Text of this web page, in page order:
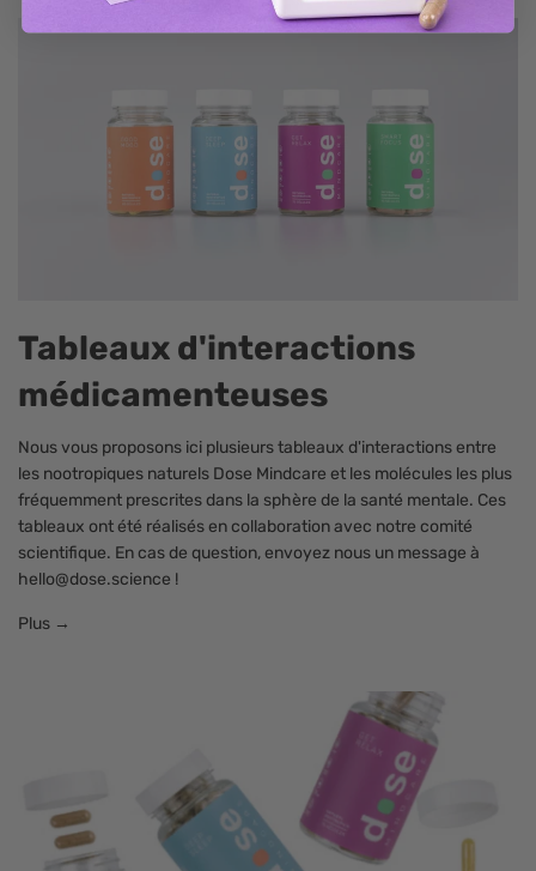
Tableaux d'interactions
médicamenteuses
Nous vous proposons ici plusieurs tableaux d'interactions entre
les nootropiques naturels Dose Mindcare et les molécules les plus
fréquemment prescrites dans la sphère de la santé mentale. Ces
tableaux ont été réalisés en collaboration avec notre comité
scientifique. En cas de question, envoyez nous un message à
hello@dose.science !
Plus →